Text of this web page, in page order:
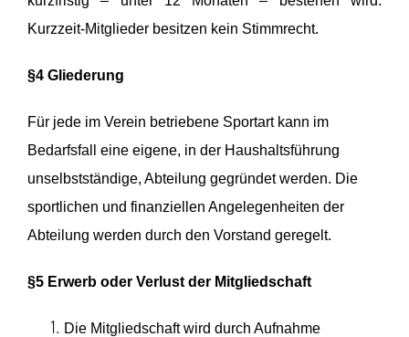
Kurzzeit-Mitglieder besitzen kein Stimmrecht.
§4 Gliederung
Für jede im Verein betriebene Sportart kann im
Bedarfsfall eine eigene, in der Haushaltsführung
unselbstständige, Abteilung gegründet werden. Die
sportlichen und finanziellen Angelegenheiten der
Abteilung werden durch den Vorstand geregelt.
§5 Erwerb oder Verlust der Mitgliedschaft
Die Mitgliedschaft wird durch Aufnahme